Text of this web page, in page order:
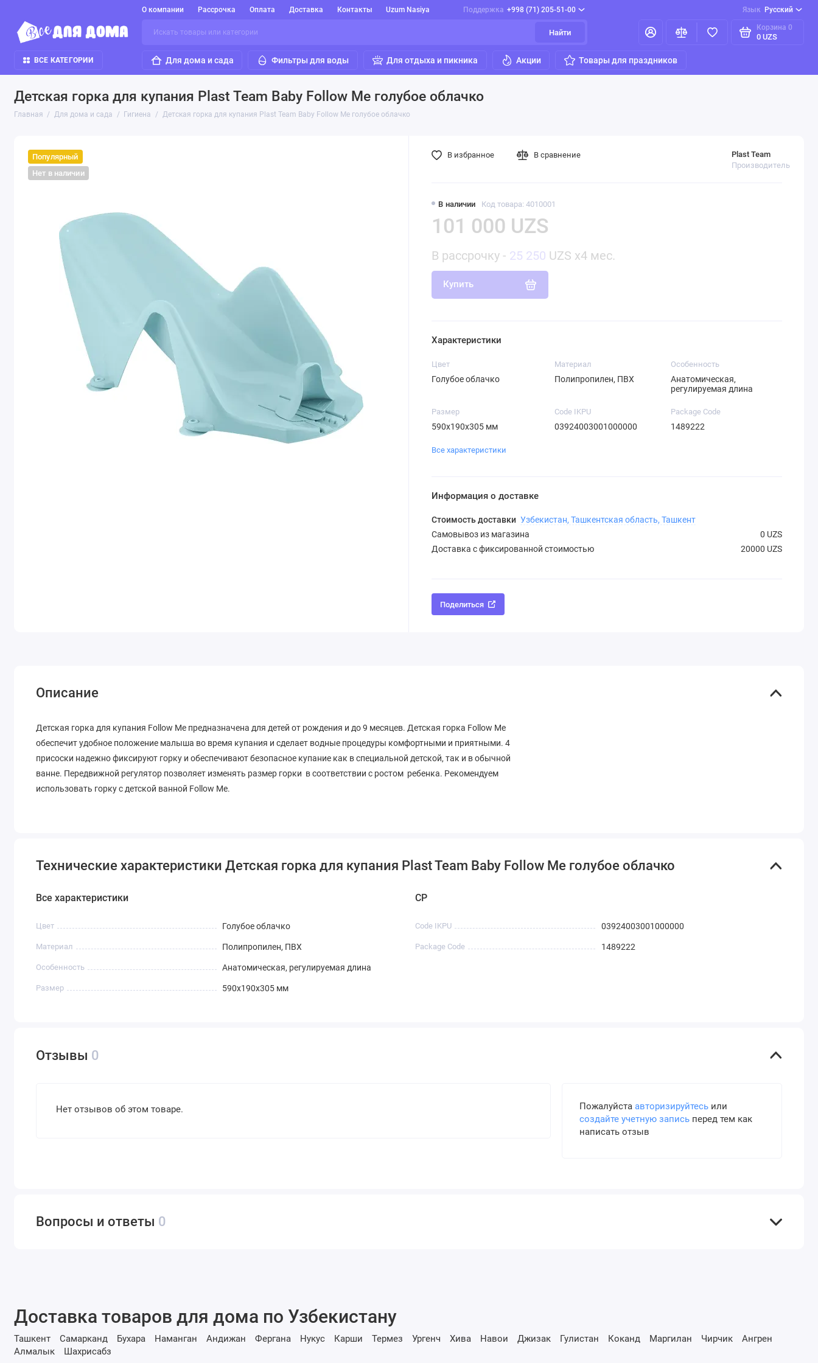
О компании Рассрочка Оплата Доставка Контакты Uzum Nasiya Поддержка +998 (71) 205-51-00 Язык Русский
Найти
Корзина 0
0 UZS
ВСЕ КАТЕГОРИИ Для дома и сада Фильтры для воды Для отдыха и пикника Акции Товары для праздников
Детская горка для купания Plast Team Baby Follow Me голубое облачко
Главная Для дома и сада Гигиена Детская горка для купания Plast Team Baby Follow Me голубое облачко
Популярный
Нет в наличии
В наличии Код товара: 4010001
Plast Team
Производитель
101 000 UZS
В рассрочку - 25 250 UZS x4 мес.
Купить
В избранное В сравнение
Характеристики
Цвет
Голубое облачко
Материал
Полипропилен, ПВХ
Особенность
Анатомическая,
регулируемая длина
Размер
590х190х305 мм
Code IKPU
03924003001000000
Package Code
1489222
Все характеристики
Информация о доставке
Стоимость доставки Узбекистан, Ташкентская область, Ташкент
Самовывоз из магазина
0 UZS
Доставка с фиксированной стоимостью
20000 UZS
Поделиться
Описание
Детская горка для купания Follow Me предназначена для детей от рождения и до 9 месяцев. Детская горка Follow Me
обеспечит удобное положение малыша во время купания и сделает водные процедуры комфортными и приятными. 4
присоски надежно фиксируют горку и обеспечивают безопасное купание как в специальной детской, так и в обычной
ванне. Передвижной регулятор позволяет изменять размер горки в соответствии с ростом ребенка. Рекомендуем
использовать горку с детской ванной Follow Me.
Технические характеристики Детская горка для купания Plast Team Baby Follow Me голубое облачко
Все характеристики
Цвет Голубое облачко
Материал Полипропилен, ПВХ
Особенность Анатомическая, регулируемая длина
Размер 590х190х305 мм
CP
Code IKPU 03924003001000000
Package Code 1489222
Отзывы 0
Нет отзывов об этом товаре. Пожалуйста авторизируйтесьили
создайте учетную записьперед тем как
написать отзыв
Вопросы и ответы 0
Доставка товаров для дома по Узбекистану
Ташкент Самарканд Бухара Наманган Андижан Фергана Нукус Карши Термез Ургенч Хива Навои Джизак Гулистан Коканд Маргилан Чирчик
Ангрен
Алмалык
Шахрисабз